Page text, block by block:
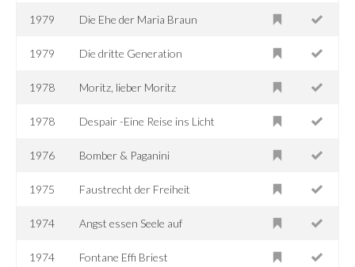
1979 Die Ehe der Maria Braun
1979 Die dritte Generation
1978 Moritz, lieber Moritz
1978 Despair -Eine Reise ins Licht
1976 Bomber & Paganini
1975 Faustrecht der Freiheit
1974 Angst essen Seele auf
1974 Fontane Effi Briest